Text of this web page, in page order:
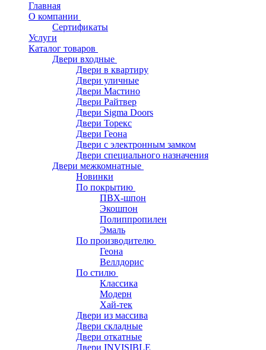
Главная
О компании
Сертификаты
Услуги
Каталог товаров
Двери входные
Двери в квартиру
Двери уличные
Двери Мастино
Двери Райтвер
Двери Sigma Doors
Двери Торекс
Двери Геона
Двери с электронным замком
Двери специального назначения
Двери межкомнатные
Новинки
По покрытию
ПВХ-шпон
Экошпон
Полиппропилен
Эмаль
По производителю
Геона
Веллдорис
По стилю
Классика
Модерн
Хай-тек
Двери из массива
Двери складные
Двери откатные
Двери INVISIBLE